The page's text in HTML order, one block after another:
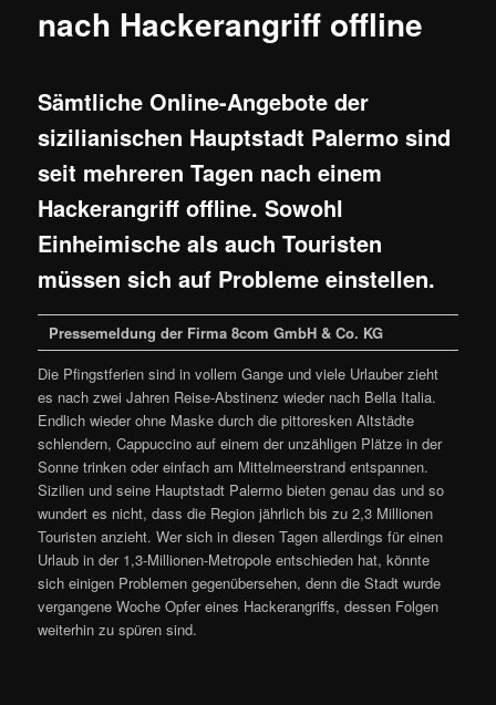
nach Hackerangriff offline
Sämtliche Online-Angebote der
sizilianischen Hauptstadt Palermo sind
seit mehreren Tagen nach einem
Hackerangriff offline. Sowohl
Einheimische als auch Touristen
müssen sich auf Probleme einstellen.
Pressemeldung der Firma 8com GmbH & Co. KG
Die Pfingstferien sind in vollem Gange und viele Urlauber zieht
es nach zwei Jahren Reise-Abstinenz wieder nach Bella Italia.
Endlich wieder ohne Maske durch die pittoresken Altstädte
schlendern, Cappuccino auf einem der unzähligen Plätze in der
Sonne trinken oder einfach am Mittelmeerstrand entspannen.
Sizilien und seine Hauptstadt Palermo bieten genau das und so
wundert es nicht, dass die Region jährlich bis zu 2,3 Millionen
Touristen anzieht. Wer sich in diesen Tagen allerdings für einen
Urlaub in der 1,3-Millionen-Metropole entschieden hat, könnte
sich einigen Problemen gegenübersehen, denn die Stadt wurde
vergangene Woche Opfer eines Hackerangriffs, dessen Folgen
weiterhin zu spüren sind.